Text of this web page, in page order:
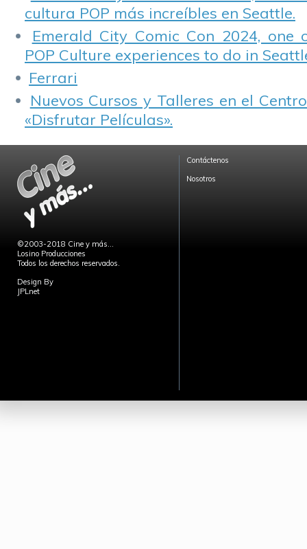
cultura POP más increíbles en Seattle.
Emerald City Comic Con 2024,
POP Culture experiences to do in
Ferrari
Nuevos Cursos y Talleres en el
«Disfrutar Películas».
©2003-2018 Cine y más...
Losino Producciones
Todos los derechos reservados.
Design By
JPLnet
Contáctenos
Nosotros